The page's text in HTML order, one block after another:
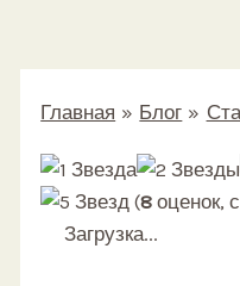
Главная Блог
(8 оценок,
Загрузка...